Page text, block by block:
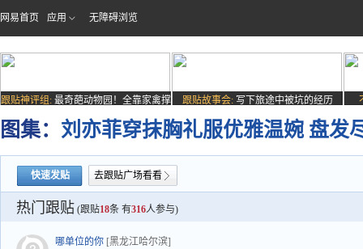
网易首页 应用 无障碍浏览
跟贴神评组: 最奇葩动物园！全靠家禽撑
场子
跟贴故事会: 写下旅途中被坑的经历
图集： 刘亦菲穿抹胸礼服优雅温婉 盘发
快速发贴 去跟贴广场看看
热门跟贴 (跟贴18条 有316人参与)
哪单位的你 [黑龙江哈尔滨]